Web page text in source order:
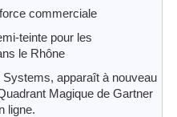
commerciale
teinte pour les
le Rhône
apparaît à nouveau
Magique de Gartner
ligne.